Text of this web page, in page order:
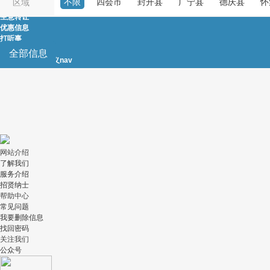
房屋租售
生意转让
优惠信息
打听事
农林牧渔
自定义nav |自定义nav
区域
全部信息
网站介绍
了解我们
服务介绍
招贤纳士
帮助中心
常见问题
我要删除信息
找回密码
关注我们
公众号